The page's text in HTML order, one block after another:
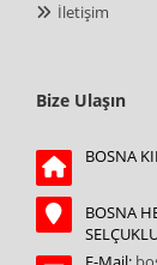
İletişim
Bize Ulaşın
BOSNA
BOSNA